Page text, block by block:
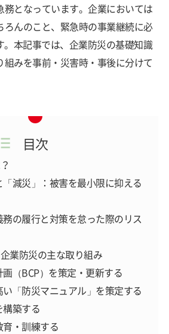
務となっています。企業においては
ろんのこと、緊急時の事業継続に必
。本記事では、企業防災の基礎知識
組みを事前・災害時・事後に分けて
目次
「減災」：被害を最小限に抑える
務の履行と対策を怠った際のリス
企業防災の主な取り組み
（BCP）を策定・更新する
い「防災マニュアル」を策定する
築する
・訓練する